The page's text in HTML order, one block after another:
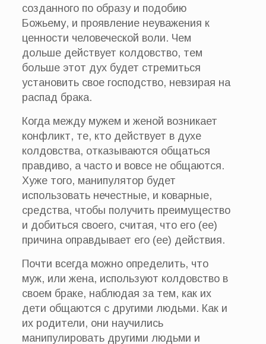
созданного по образу и подобию
Божьему, и проявление неуважения к
ценности человеческой воли. Чем
дольше действует колдовство, тем
больше этот дух будет стремиться
установить свое господство, невзирая на
распад брака.
Когда между мужем и женой возникает
конфликт, те, кто действует в духе
колдовства, отказываются общаться
правдиво, а часто и вовсе не общаются.
Хуже того, манипулятор будет
использовать нечестные, и коварные,
средства, чтобы получить преимущество
и добиться своего, считая, что его (ее)
причина оправдывает его (ее) действия.
Почти всегда можно определить, что
муж, или жена, используют колдовство в
своем браке, наблюдая за тем, как их
дети общаются с другими людьми. Как и
их родители, они научились
манипулировать другими людьми и